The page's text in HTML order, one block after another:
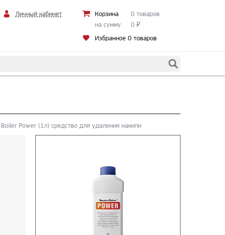
Личный кабинет Корзина
0 товаров
на сумму
0 ₽
Избранное0 товаров
Power (1л) средство для удаления накипи